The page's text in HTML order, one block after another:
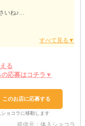
いね♪
んと最短“日払い”でお
の日のうちに、お給料
る
応募はコチラ▼
このお店に応募する
提供元：体入ショコラ